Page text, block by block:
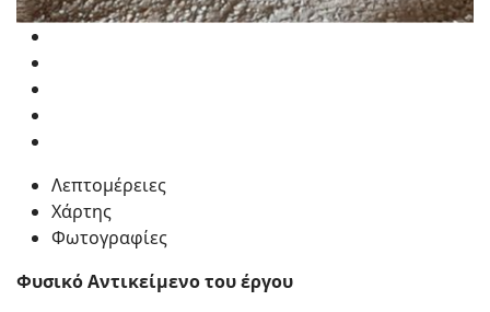
Λεπτομέρειες
Χάρτης
Φωτογραφίες
Φυσικό Αντικείμενο του έργου